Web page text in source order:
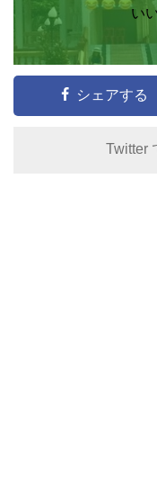
い
シェアする
Twitter